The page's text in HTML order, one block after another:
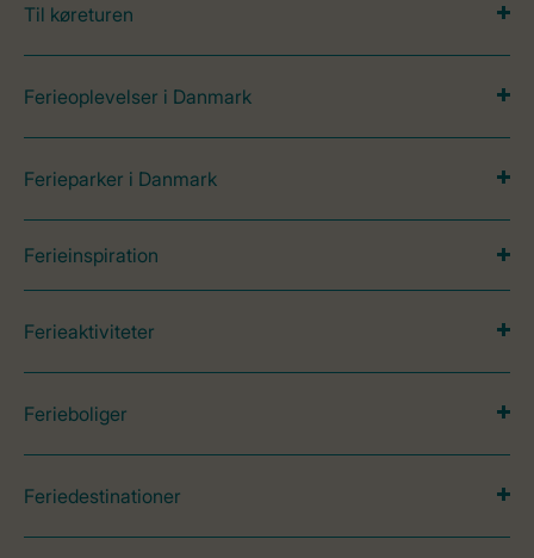
Til køreturen
Ferieoplevelser i Danmark
Ferieparker i Danmark
Ferieinspiration
Ferieaktiviteter
Ferieboliger
Feriedestinationer